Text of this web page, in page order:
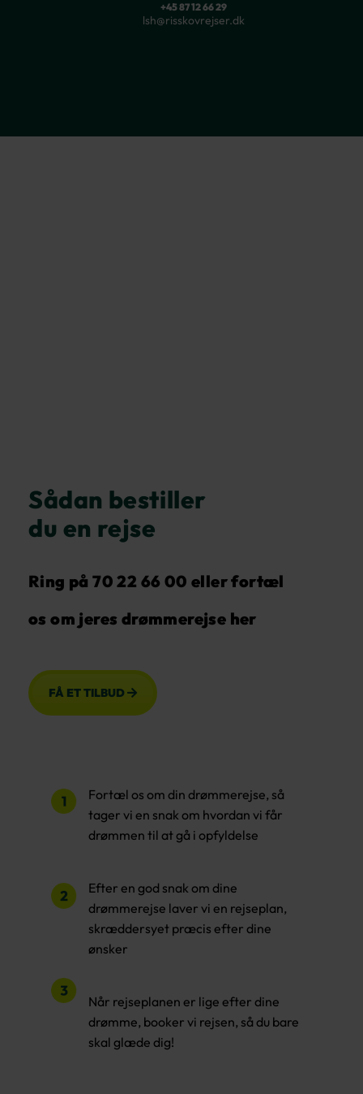
+45 87 12 66 29
lsh@risskovrejser.dk
Sådan bestiller
du en rejse
Ring på 70 22 66 00 eller fortæl
os om jeres drømmerejse her
FÅ ET TILBUD
Fortæl os om din drømmerejse, så
tager vi en snak om hvordan vi får
drømmen til at gå i opfyldelse
Efter en god snak om dine
drømmerejse laver vi en rejseplan,
skræddersyet præcis efter dine
ønsker
Når rejseplanen er lige efter dine
drømme, booker vi rejsen, så du bare
skal glæde dig!